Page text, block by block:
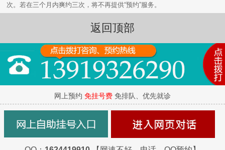
次。若在三个月内爽约三次，将不再提供“预约”服务。
返回顶部
网上预约 免挂号费 免排队、优先就诊